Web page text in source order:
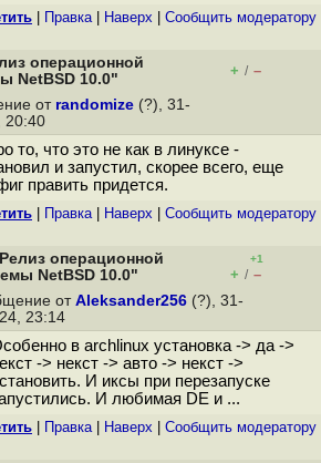
Правка| Наверх Cообщить модератору
операционной
NetBSD 10.0"
+ / –
от randomize (?), 31-
20:40
то, что это не как в линуксе -
и запустил, скорее всего, еще
править придется.
Правка| Наверх Cообщить модератору
операционной
NetBSD 10.0"
+1
+ / –
от Aleksander256 (?), 31-
23:14
в archlinux установка -> да ->
-> некст -> авто -> некст ->
И иксы при перезапуске
И любимая DE и ...
Правка| Наверх Cообщить модератору